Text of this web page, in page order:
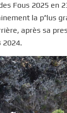
Fous 2025 en
la p^lus
après sa
2024.